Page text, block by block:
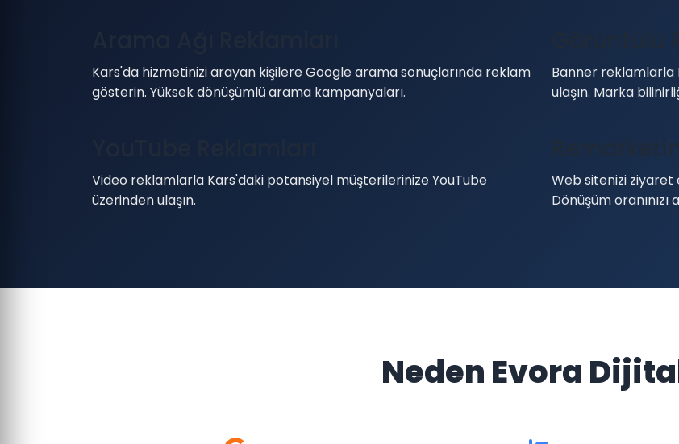
Kars'da hizmetinizi arayan kişilere Google arama sonuçlarında reklam
gösterin. Yüksek dönüşümlü arama kampanyaları.
Banner reklamlarla
ulaşın. Marka
Video reklamlarla Kars'daki potansiyel müşterilerinize YouTube
üzerinden ulaşın.
Web sitenizi ziyaret
Dönüşüm oranınızı
Neden Evora